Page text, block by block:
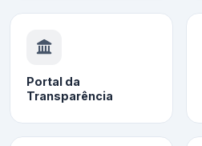
Portal da
Transparência